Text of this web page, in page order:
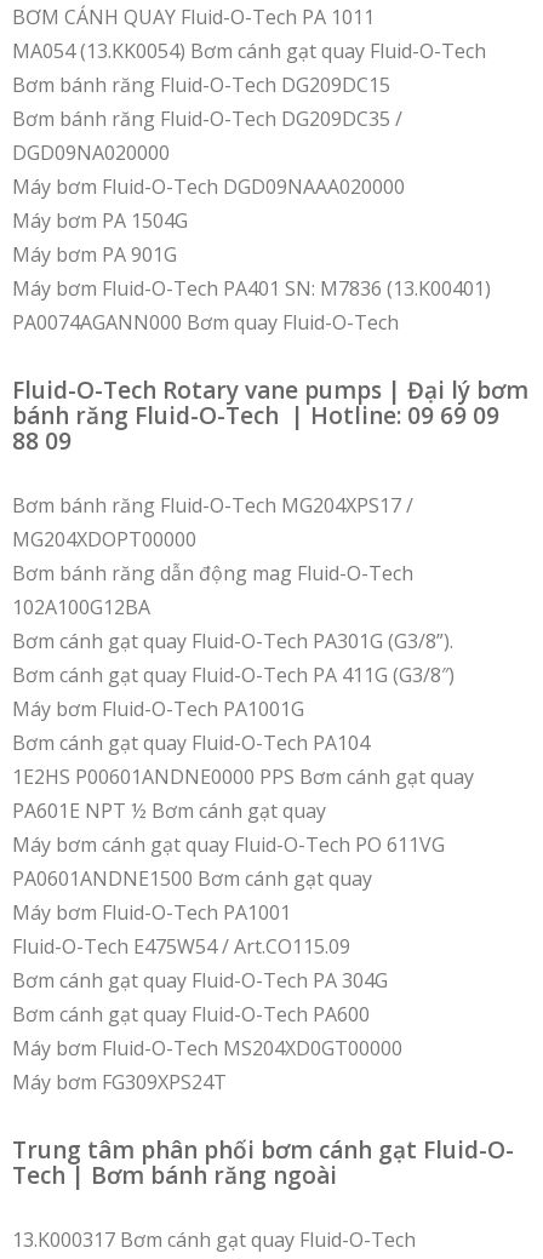
BƠM CÁNH QUAY Fluid-O-Tech PA 1011
MA054 (13.KK0054) Bơm cánh gạt quay Fluid-O-Tech
Bơm bánh răng Fluid-O-Tech DG209DC15
Bơm bánh răng Fluid-O-Tech DG209DC35 /
DGD09NA020000
Máy bơm Fluid-O-Tech DGD09NAAA020000
Máy bơm PA 1504G
Máy bơm PA 901G
Máy bơm Fluid-O-Tech PA401 SN: M7836 (13.K00401)
PA0074AGANN000 Bơm quay Fluid-O-Tech
Fluid-O-Tech Rotary vane pumps | Đại lý bơm
bánh răng Fluid-O-Tech | Hotline: 09 69 09
88 09
Bơm bánh răng Fluid-O-Tech MG204XPS17 /
MG204XDOPT00000
Bơm bánh răng dẫn động mag Fluid-O-Tech
102A100G12BA
Bơm cánh gạt quay Fluid-O-Tech PA301G (G3/8”).
Bơm cánh gạt quay Fluid-O-Tech PA 411G (G3/8″)
Máy bơm Fluid-O-Tech PA1001G
Bơm cánh gạt quay Fluid-O-Tech PA104
1E2HS P00601ANDNE0000 PPS Bơm cánh gạt quay
PA601E NPT ½ Bơm cánh gạt quay
Máy bơm cánh gạt quay Fluid-O-Tech PO 611VG
PA0601ANDNE1500 Bơm cánh gạt quay
Máy bơm Fluid-O-Tech PA1001
Fluid-O-Tech E475W54 / Art.CO115.09
Bơm cánh gạt quay Fluid-O-Tech PA 304G
Bơm cánh gạt quay Fluid-O-Tech PA600
Máy bơm Fluid-O-Tech MS204XD0GT00000
Máy bơm FG309XPS24T
Trung tâm phân phối bơm cánh gạt Fluid-O-
Tech | Bơm bánh răng ngoài
13.K000317 Bơm cánh gạt quay Fluid-O-Tech